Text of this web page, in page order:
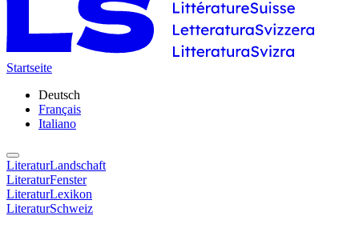
Startseite
Deutsch
Français
Italiano
LiteraturLandschaft
LiteraturFenster
LiteraturLexikon
LiteraturSchweiz